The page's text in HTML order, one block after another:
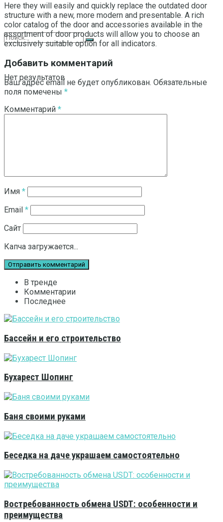
Нет результатов
Смотреть все результаты
Here they will easily and quickly replace the outdated door
structure with a new, more modern and presentable. A rich
color catalog of the door and accessories available in the
assortment of door products will allow you to choose an
exclusively suitable option for all indicators.
Добавить комментарий
Ваш адрес email не будет опубликован. Обязательные
поля помечены *
Комментарий *
Имя *
Email *
Сайт
Капча загружается...
В тренде
Комментарии
Последнее
Бассейн и его строительство
Бухарест Шопинг
Баня своими руками
Беседка на даче украшаем самостоятельно
Востребованность обмена USDT: особенности и
преимущества